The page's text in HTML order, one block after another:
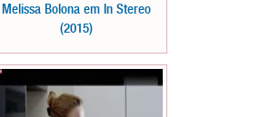
Melissa Bolona em In Stereo
(2015)